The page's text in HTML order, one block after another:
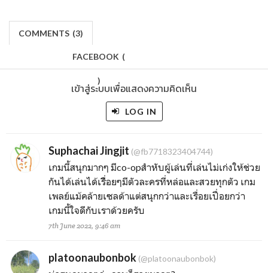
COMMENTS (3)
FACEBOOK (
)
เข้าสู่ระบบเพื่อแสดงความคิดเห็น
LOG IN
Suphachai Jingjit (@fb7718323404744)
เกมนี้สนุกมากๆ มีco-opสำหับผู้เล่นที่เล่นไม่เก่งให้ช่วย
กันได้เล่นได้เรื่ิอยๆมีตัวละครที่หล่อและสวยทุกตัว เกม
เพลย์แม้คล้ายเซลด้าแต่สนุกกว่าและเรื่อยเปื่อยกว่า
เกมนี้ใจดีกับเราด้วยครับ
7th June 2022, 9:46 am
platoonaubonbok (@platoonaubonbok)